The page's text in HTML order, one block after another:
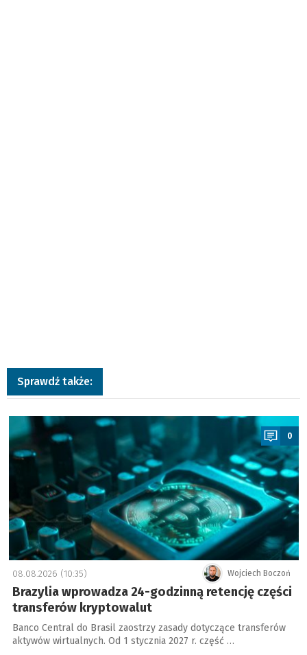
Sprawdź także:
a
0
Wojciech Boczoń
08.08.2026 (10:35)
Brazylia wprowadza 24-godzinną retencję części
transferów kryptowalut
Banco Central do Brasil zaostrzy zasady dotyczące transferów
aktywów wirtualnych. Od 1 stycznia 2027 r. część …